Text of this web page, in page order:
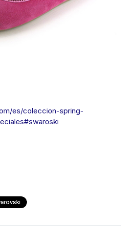
es/coleccion-spring-